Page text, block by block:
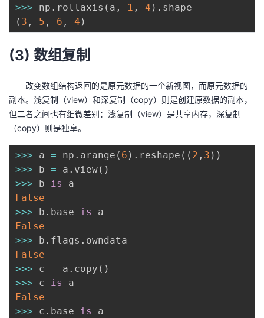
>>> np . rollaxis ( a , 1 , 4 ) .
( 3 , 5 , 6 , 4 )
(3) 数组复制
改变数组结构返回的是原元数据的一个新视图，而原元数据的
副本。浅复制（view）和深复制（copy）则是创建原数据的副本，
但二者之间也有细微差别：浅复制（view）是共享内存，深复制
（copy）则是独享。
>>> a = np . arange ( 6 ) . reshape ( ( 2 , 3 ) )
>>> b = a . view( )
>>> b is
False
>>> b . base is
False
>>> b . flags .
False
>>> c = a . copy ( )
>>> c is
False
>>> c . base is